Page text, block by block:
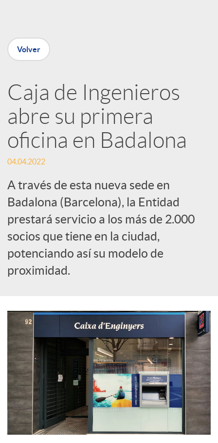
p
a
r
t
i
r
e
n
R
e
d
e
s
Volver
Caja de Ingenieros
abre su primera
oficina en Badalona
04.04.2022
A través de esta nueva sede en
Badalona (Barcelona), la Entidad
prestará servicio a los más de 2.000
socios que tiene en la ciudad,
potenciando así su modelo de
proximidad.